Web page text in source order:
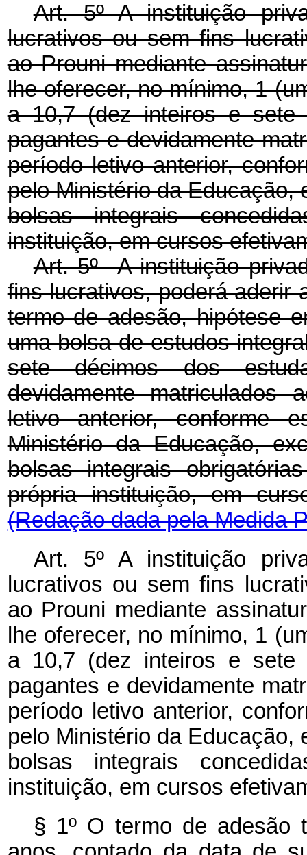
Art. 5º A instituição
lucrativos ou sem fins
ao Prouni mediante
lhe oferecer, no mínimo, 1
a 10,7 (dez inteiros e sete
pagantes e devidamente
período letivo anterior,
pelo Ministério da Educação,
bolsas integrais
instituição, em cursos
Art. 5º A instituição
fins lucrativos, poderá aderir
termo de adesão, hipótese
uma bolsa de estudos
sete décimos dos
devidamente matriculados
letivo anterior, conforme
Ministério da Educação,
bolsas integrais
própria instituição, em
(Redação dada pela Medida
Art. 5º A instituição
lucrativos ou sem fins
ao Prouni mediante
lhe oferecer, no mínimo, 1
a 10,7 (dez inteiros e sete
pagantes e devidamente
período letivo anterior,
pelo Ministério da
bolsas integrais
instituição, em cursos
§ 1º O termo de adesão